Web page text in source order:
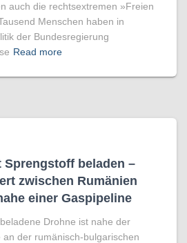
auch die rechtsextremen »Freien
Menschen haben in
der Bundesregierung
Read more
Sprengstoff beladen –
zwischen Rumänien
einer Gaspipeline
Drohne ist nahe der
der rumänisch-bulgarischen